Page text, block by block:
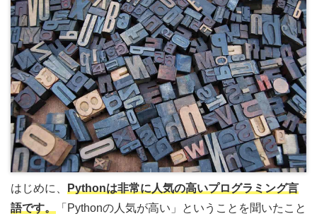
はじめに、
Pythonは非常に人気の高いプログラミング言
語です。
「Pythonの人気が高い」ということを聞いたこと